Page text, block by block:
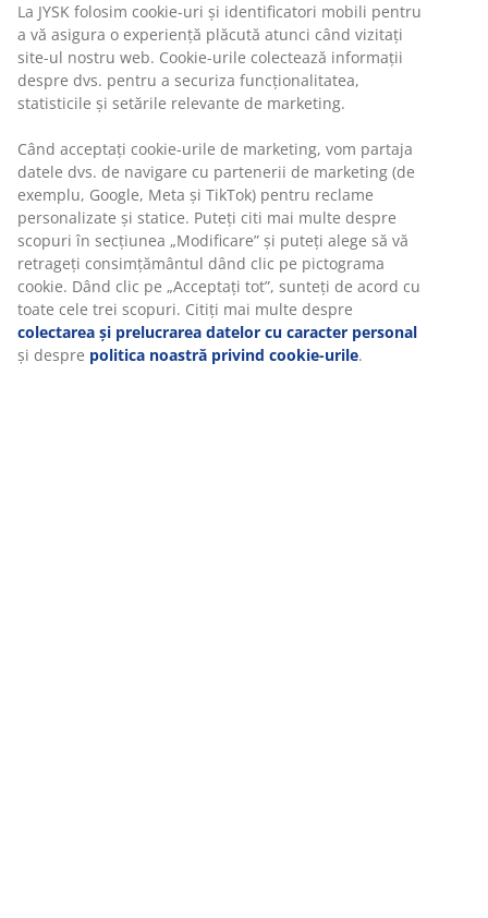
La JYSK folosim cookie-uri și identificatori mobili pentru
a vă asigura o experiență plăcută atunci când vizitați
site-ul nostru web. Cookie-urile colectează informații
despre dvs. pentru a securiza funcționalitatea,
statisticile și setările relevante de marketing.
Când acceptați cookie-urile de marketing, vom partaja
datele dvs. de navigare cu partenerii de marketing (de
exemplu, Google, Meta și TikTok) pentru reclame
personalizate și statice. Puteți citi mai multe despre
scopuri în secțiunea „Modificare” și puteți alege să vă
retrageți consimțământul dând clic pe pictograma
cookie. Dând clic pe „Acceptați tot”, sunteți de acord cu
toate cele trei scopuri. Citiți mai multe despre
colectarea și prelucrarea datelor cu caracter personal
și despre politica noastră privind cookie-urile.